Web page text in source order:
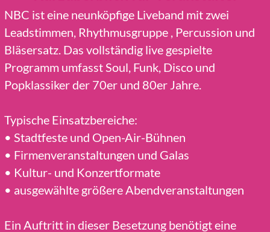
Kultur- und Konzertformate
ausgewählte größere Abendveranstaltungen
Ein Auftritt in dieser Besetzung benötigt eine
passende Bühne, professionelle Ton- und
organisatorische und technische Abstimmung.
Spielzeiten & Ablauf
Mögliche Programmformate:
• 90 Minuten ohne Pause
• 2 Stunden inklusive Pause